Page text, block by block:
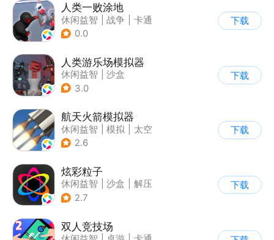
人类一败涂地
休闲益智 战争
卡通
0.0
下载
人类游乐场模拟器
休闲益智
沙盒
3.0
下载
航天火箭模拟器
休闲益智 模拟
太空
| 载具模拟
2.6
下载
炫彩粒子
休闲益智 沙盒
解压
| 治愈
2.7
下载
双人竞技场